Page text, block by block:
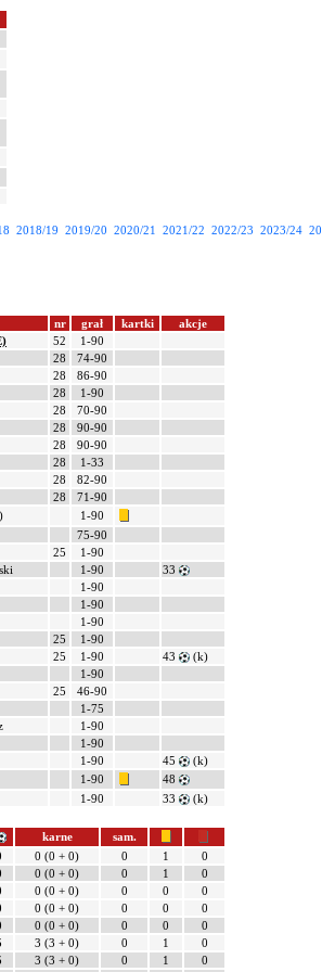
2018/19 2019/20 2020/21 2021/22 2022/23 2023/24
nr grał kartki
akcje
52
1-90
28
74-90
28
86-90
28
1-90
28
70-90
28
90-90
28
90-90
28
1-33
28
82-90
28
71-90
1-90
75-90
25
1-90
1-90
33
1-90
1-90
1-90
25
1-90
25 1-90 43
(k)
1-90
25
46-90
1-75
1-90
1-90
1-90 45
(k)
1-90
48
1-90 33 (k)
karne
sam.
0 (0 + 0) 0 1
0
0 (0 + 0) 0 1
0
0 (0 + 0) 0 0
0
0 (0 + 0) 0 0
0
0 (0 + 0) 0 0
0
3 (3 + 0) 0 1
0
3 (3 + 0) 0 1
0